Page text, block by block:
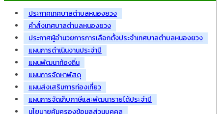
ประกาศเทศบาลตำบลหนองยวง
คำสั่งเทศบาลตำบลหนองยวง
ประกาศผู้อำนวยการการเลือกตั้งประจำเทศบาลตำบลหนองยวง
แผนการดำเนินงานประจำปี
แผนพัฒนาท้องถิ่น
แผนการจัดหาพัสดุ
แผนส่งเสริมการท่องเที่ยว
แผนการจัดเก็บภาษีและพัฒนารายได้ประจำปี
นโยบายคุ้มครองข้อมูลส่วนบุคคล